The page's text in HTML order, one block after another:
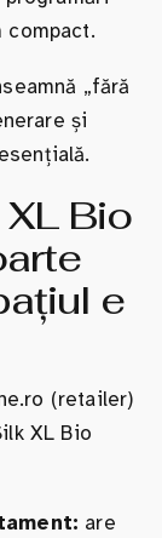
compact.
„fără
și
Bio
e
(retailer)
XL Bio
are